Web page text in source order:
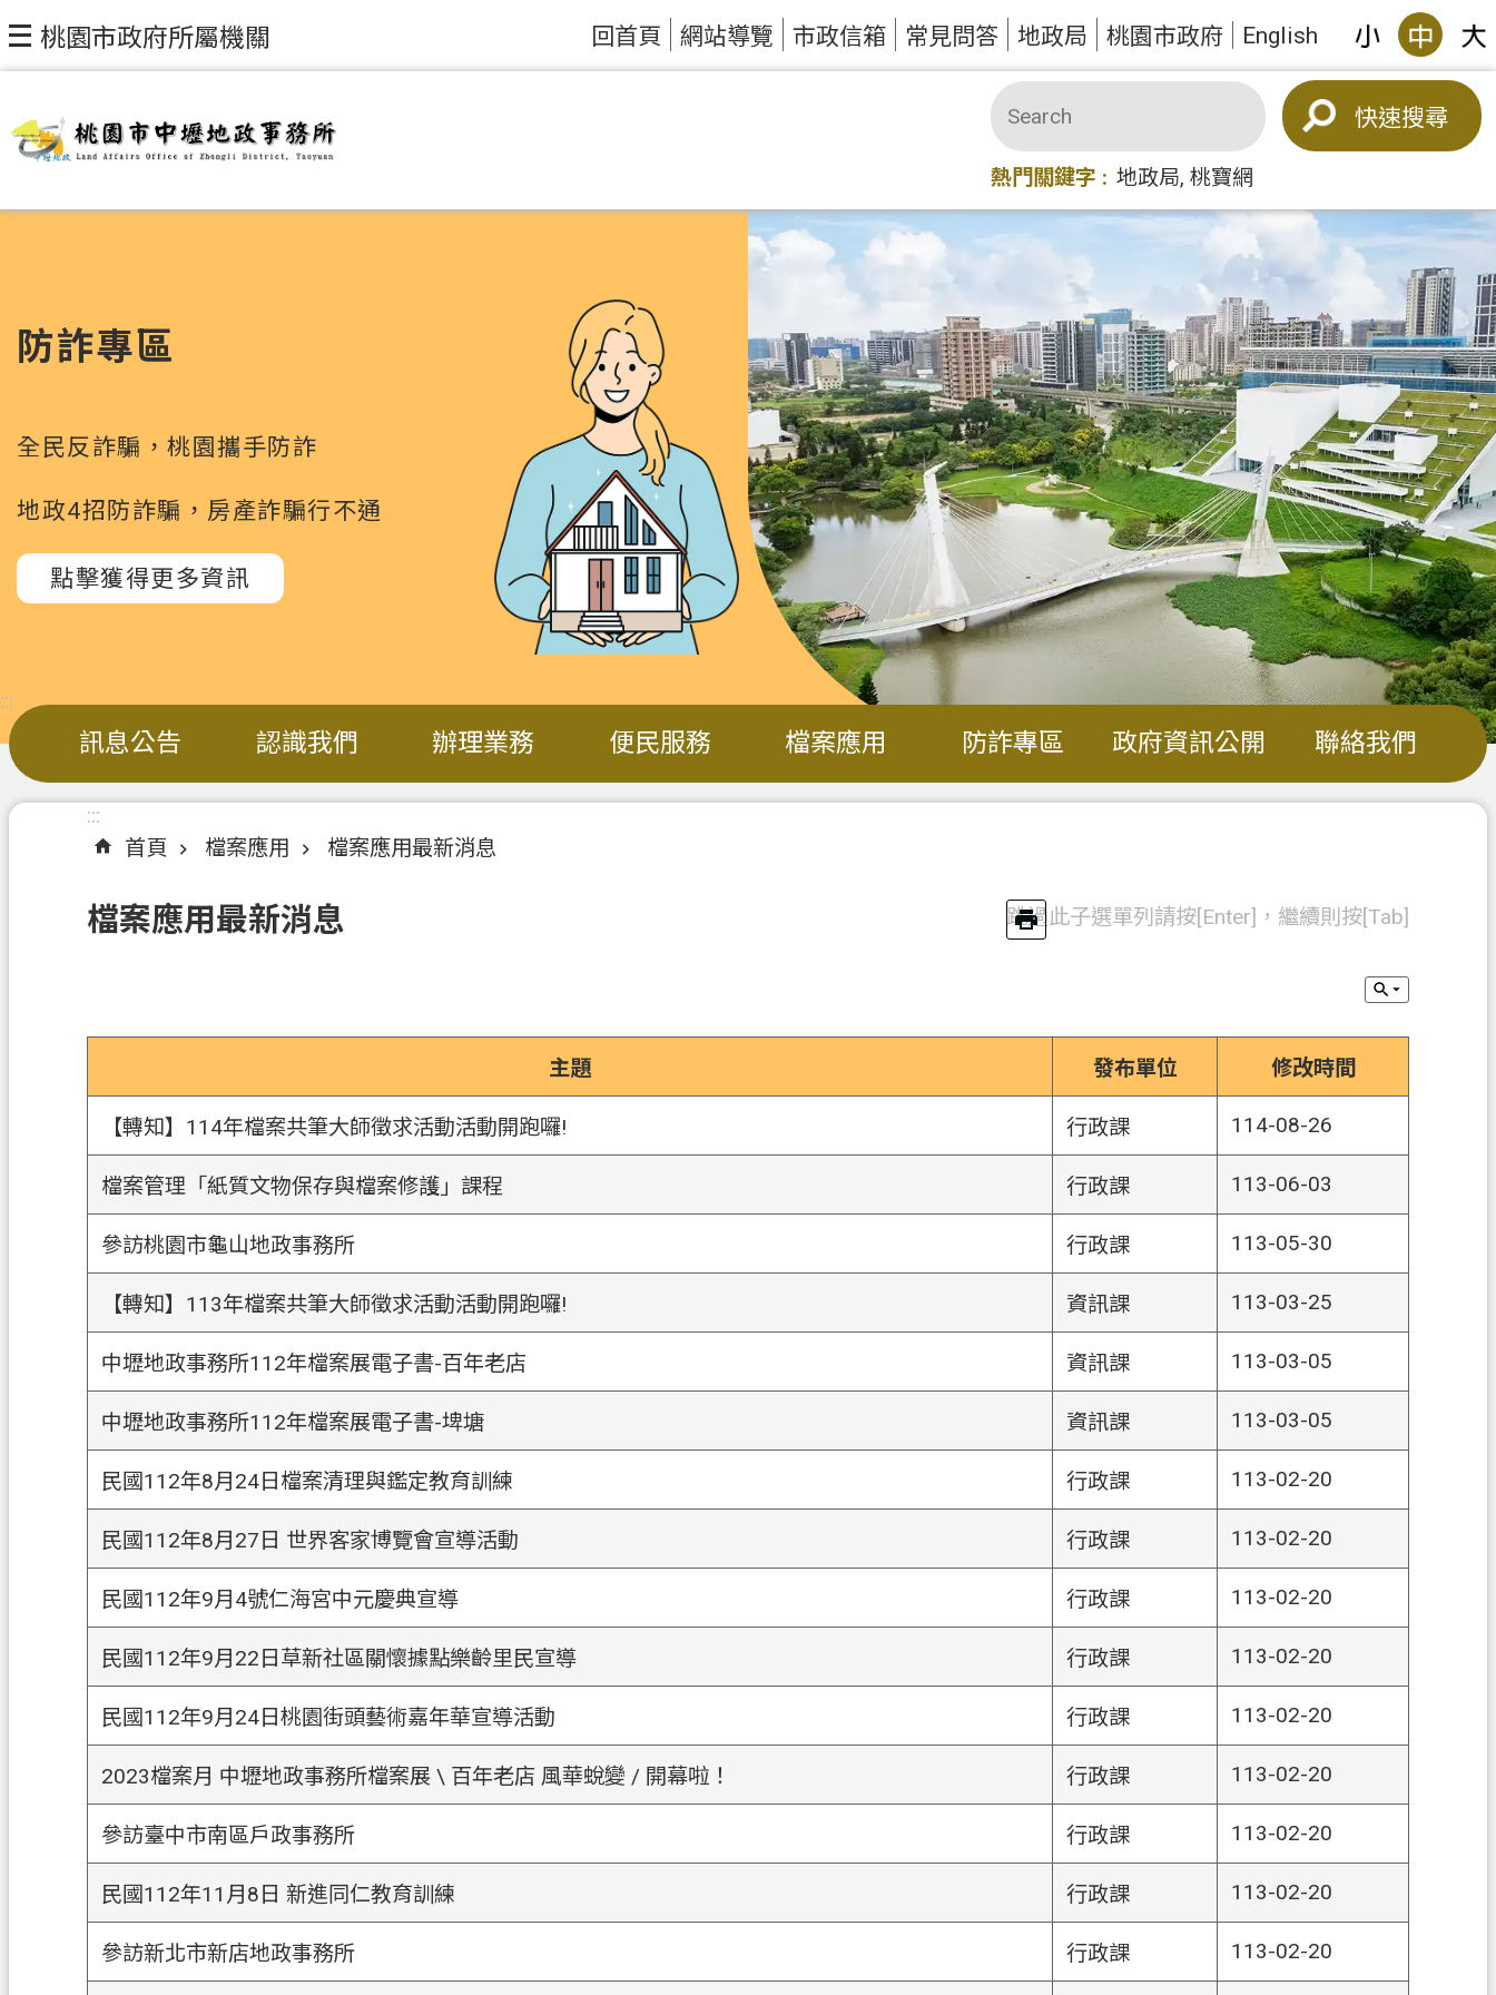
跳到主要內容區塊
桃園市政府所屬機關 回首頁 網站導覽 市政信箱 常見問答 地政局 桃園市政府 English
搜尋
熱門關鍵字 地政局 桃寶網
防詐專區
全民反詐騙，桃園攜手防詐
地政4招防詐騙，房產詐騙行不通
點擊獲得更多資訊
:::
訊息公告 認識我們 辦理業務 便民服務 檔案應用 防詐專區 政府資訊公開 聯絡我們
:::
首頁
檔案應用 檔案應用最新消息
檔案應用最新消息 跳過此子選單列請按[Enter]，繼續則按[Tab]
主題 發布單位 修改時間
【轉知】114年檔案共筆大師徵求活動活動開跑囉! 行政課 114-08-26
檔案管理「紙質文物保存與檔案修護」課程 行政課 113-06-03
參訪桃園市龜山地政事務所 行政課 113-05-30
【轉知】113年檔案共筆大師徵求活動活動開跑囉! 資訊課 113-03-25
中壢地政事務所112年檔案展電子書-百年老店 資訊課 113-03-05
中壢地政事務所112年檔案展電子書-埤塘 資訊課 113-03-05
民國112年8月24日檔案清理與鑑定教育訓練 行政課 113-02-20
民國112年8月27日 世界客家博覽會宣導活動 行政課 113-02-20
民國112年9月4號仁海宮中元慶典宣導 行政課 113-02-20
民國112年9月22日草新社區關懷據點樂齡里民宣導 行政課 113-02-20
民國112年9月24日桃園街頭藝術嘉年華宣導活動 行政課 113-02-20
2023檔案月 中壢地政事務所檔案展 \ 百年老店 風華蛻變 / 開幕啦！ 行政課 113-02-20
參訪臺中市南區戶政事務所 行政課 113-02-20
民國112年11月8日 新進同仁教育訓練 行政課 113-02-20
參訪新北市新店地政事務所 行政課 113-02-20